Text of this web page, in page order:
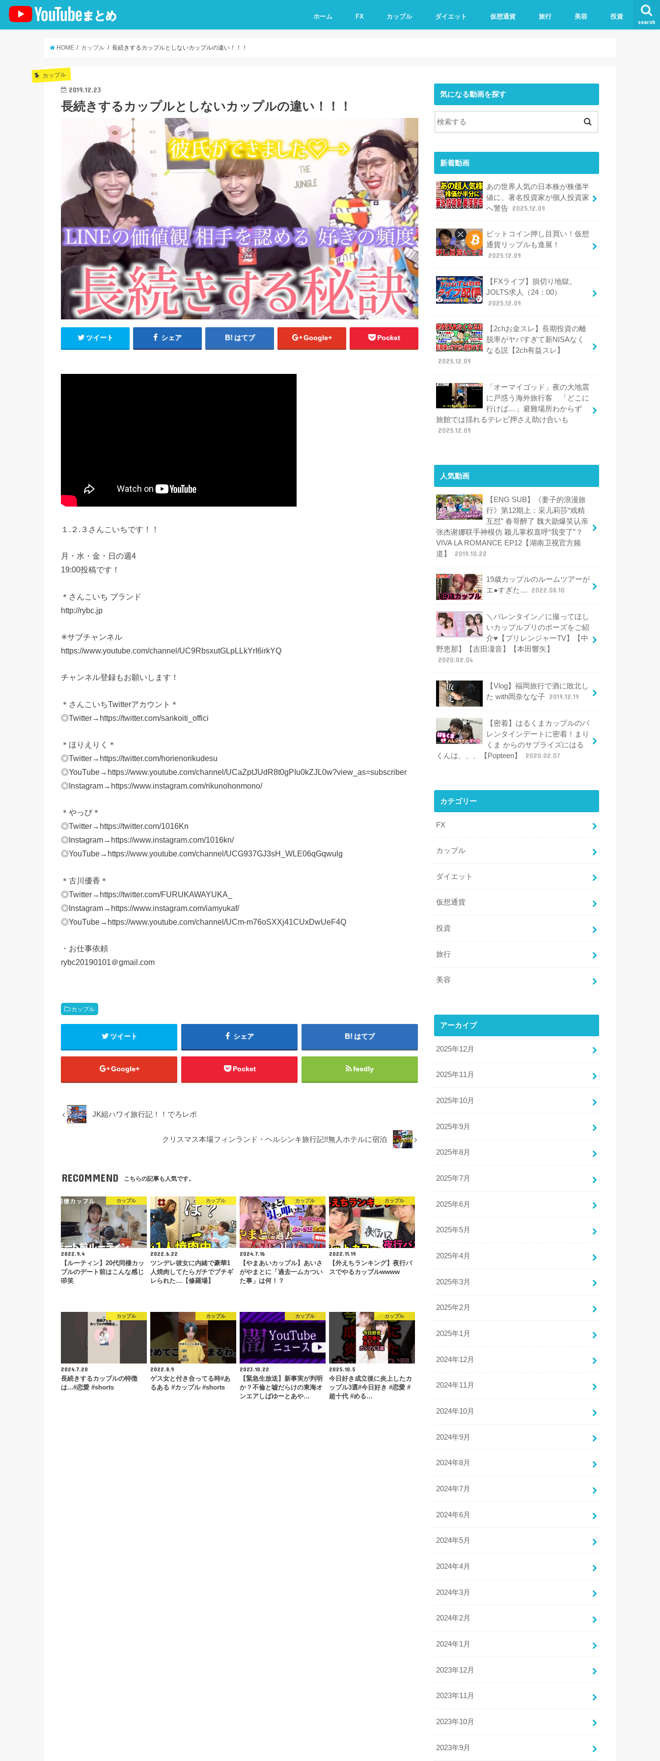
search
ホーム FX カップル ダイエット 仮想通貨 旅行 美容 投資
HOME カップル 長続きするカップルとしないカップルの違い！！！
カップル
2019.12.23
長続きするカップルとしないカップルの違い！！！
ツイート シェア はてブ Google+ Pocket
１.２.３さんこいちです！！
月・水・金・日の週4
19:00投稿です！
＊さんこいち ブランド
http://rybc.jp
✳︎サブチャンネル
https://www.youtube.com/channel/UC9RbsxutGLpLLkYrI6irkYQ
チャンネル登録もお願いします！
＊さんこいちTwitterアカウント＊
◎Twitter→https://twitter.com/sankoiti_offici
＊ほりえりく＊
◎Twitter→https://twitter.com/horienorikudesu
◎YouTube→https://www.youtube.com/channel/UCaZptJUdR8t0gPIu0kZJL0w?view_as=subscriber
◎Instagram→https://www.instagram.com/rikunohonmono/
＊やっぴ＊
◎Twitter→https://twitter.com/1016Kn
◎Instagram→https://www.instagram.com/1016kn/
◎YouTube→https://www.youtube.com/channel/UCG937GJ3sH_WLE06qGqwulg
＊古川優香＊
◎Twitter→https://twitter.com/FURUKAWAYUKA_
◎Instagram→https://www.instagram.com/iamyukaf/
◎YouTube→https://www.youtube.com/channel/UCm-m76oSXXj41CUxDwUeF4Q
・お仕事依頼
rybc20190101＠gmail.com
カップル
ツイート シェア はてブ
Google+ Pocket feedly
JK組ハワイ旅行記！！でろレポ
クリスマス本場フィンランド・ヘルシンキ旅行記!!無人ホテルに宿泊
RECOMMEND こちらの記事も人気です。
カップル
2022.9.4
【ルーティン】20代同棲カッ
プルのデート前はこんな感じ
🤣笑
カップル
2022.6.22
ツンデレ彼女に内緒で豪華1
人焼肉してたらガチでブチギ
レられた…【修羅場】
カップル
2024.7.16
【やまあいカップル】あいさ
がやまとに「過去一ムカつい
た事」は何！？
カップル
2022.11.19
【外えちランキング】夜行バ
スでやるカップルwwww
カップル
2024.7.20
長続きするカップルの特徴
は...#恋愛 #shorts
カップル
2022.8.9
ゲス女と付き合ってる時#あ
るある #カップル #shorts
カップル
2023.10.22
【緊急生放送】新事実が判明
か？不倫と嘘だらけの東海オ
ンエアしばゆーとあや…
カップル
2025.10.5
今日好き成立後に炎上したカ
ップル3選#今日好き #恋愛 #
超十代 #める…
気になる動画を探す
新着動画
あの世界人気の日本株が株価半
値に、著名投資家が個人投資家
へ警告 2025.12.09
ビットコイン押し目買い！仮想
通貨リップルも進展！
2025.12.09
【FXライブ】損切り地獄。
JOLTS求人（24：00）
2025.12.09
【2chお金スレ】長期投資の離
脱率がヤバすぎて新NISAなく
なる説【2ch有益スレ】
2025.12.09
「オーマイゴッド」夜の大地震
に戸惑う海外旅行客 「どこに
行けば…」避難場所わからず
旅館では揺れるテレビ押さえ助け合いも
2025.12.09
人気動画
【ENG SUB】《妻子的浪漫旅
行》第12期上：采儿莉莎“戏精
互怼” 春哥醉了 魏大勋爆笑认亲
张杰谢娜联手神模仿 颖儿掌权直呼“我变了”？
VIVA LA ROMANCE EP12【湖南卫视官方频
道】
2019.10.22
19歳カップルのルームツアーが
エ●すぎた…
2022.08.10
＼バレンタイン／に撮ってほし
いカップルプリのポーズをご紹
介♥【プリレンジャーTV】【中
野恵那】【吉田凜音】【本田響矢】
2020.02.04
【Vlog】福岡旅行で酒に敗北し
た with岡奈なな子 2019.12.19
【密着】はるくまカップルのバ
レンタインデートに密着！まり
くま からのサプライズにはる
くんは、、、【Popteen】
2020.02.07
カテゴリー
FX
カップル
ダイエット
仮想通貨
投資
旅行
美容
アーカイブ
2025年12月
2025年11月
2025年10月
2025年9月
2025年8月
2025年7月
2025年6月
2025年5月
2025年4月
2025年3月
2025年2月
2025年1月
2024年12月
2024年11月
2024年10月
2024年9月
2024年8月
2024年7月
2024年6月
2024年5月
2024年4月
2024年3月
2024年2月
2024年1月
2023年12月
2023年11月
2023年10月
2023年9月